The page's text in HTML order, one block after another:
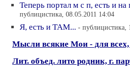
Теперь портал м с п, есть и
публицистика, 08.05.2011 14:04
Я, есть и ТАМ... - публицистика,
Мысли всякие Мои - для
Лит. объед. лито родник, г.